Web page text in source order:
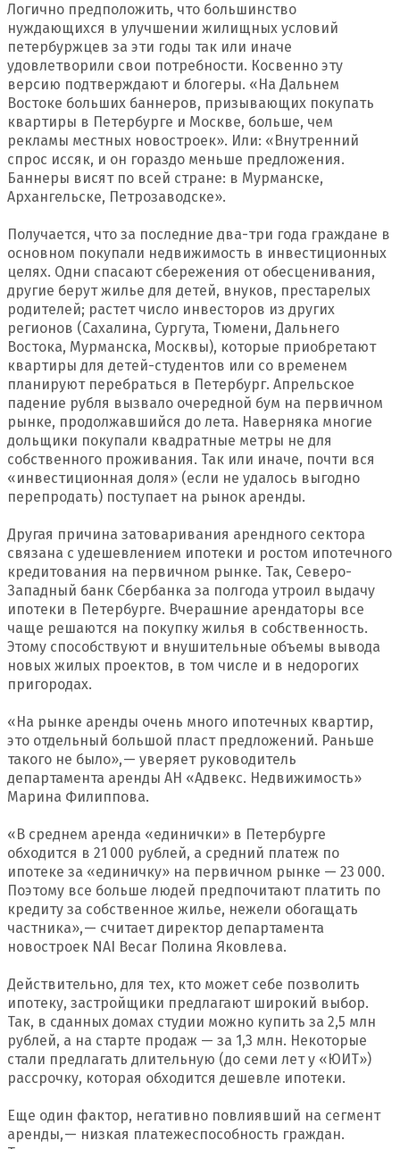
Логично предположить, что большинство
нуждающихся в улучшении жилищных условий
петербуржцев за эти годы так или иначе
удовлетворили свои потребности. Косвенно эту
версию подтверждают и блогеры. «На Дальнем
Востоке больших баннеров, призывающих покупать
квартиры в Петербурге и Москве, больше, чем
рекламы местных новостроек». Или: «Внутренний
спрос иссяк, и он гораздо меньше предложения.
Баннеры висят по всей стране: в Мурманске,
Архангельске, Петрозаводске».
Получается, что за последние два-три года граждане в
основном покупали недвижимость в инвестиционных
целях. Одни спасают сбережения от обесценивания,
другие берут жилье для детей, внуков, престарелых
родителей; растет число инвесторов из других
регионов (Сахалина, Сургута, Тюмени, Дальнего
Востока, Мурманска, Москвы), которые приобретают
квартиры для детей-студентов или со временем
планируют перебраться в Петербург. Апрельское
падение рубля вызвало очередной бум на первичном
рынке, продолжавшийся до лета. Наверняка многие
дольщики покупали квадратные метры не для
собственного проживания. Так или иначе, почти вся
«инвестиционная доля» (если не удалось выгодно
перепродать) поступает на рынок аренды.
Другая причина затоваривания арендного сектора
связана с удешевлением ипотеки и ростом ипотечного
кредитования на первичном рынке. Так, Северо-
Западный банк Сбербанка за полгода утроил выдачу
ипотеки в Петербурге. Вчерашние арендаторы все
чаще решаются на покупку жилья в собственность.
Этому способствуют и внушительные объемы вывода
новых жилых проектов, в том числе и в недорогих
пригородах.
«На рынке аренды очень много ипотечных квартир,
это отдельный большой пласт предложений. Раньше
такого не было», — уверяет руководитель
департамента аренды АН «Адвекс. Недвижимость»
Марина Филиппова.
«В среднем аренда «единички» в Петербурге
обходится в 21 000 рублей, а средний платеж по
ипотеке за «единичку» на первичном рынке — 23 000.
Поэтому все больше людей предпочитают платить по
кредиту за собственное жилье, нежели обогащать
частника», — считает директор департамента
новостроек NAI Becar Полина Яковлева.
Действительно, для тех, кто может себе позволить
ипотеку, застройщики предлагают широкий выбор.
Так, в сданных домах студии можно купить за 2,5 млн
рублей, а на старте продаж — за 1,3 млн. Некоторые
стали предлагать длительную (до семи лет у «ЮИТ»)
рассрочку, которая обходится дешевле ипотеки.
Еще один фактор, негативно повлиявший на сегмент
аренды, — низкая платежеспособность граждан.